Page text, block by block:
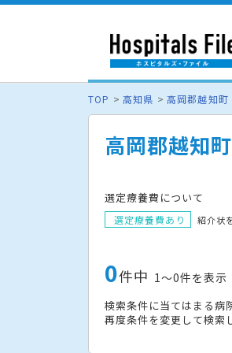
TOP 高知県 高岡郡越知町
高岡郡越知
選定療養費について
選定療養費あり
紹介状
0件中 1〜0件を表示
検索条件に当てはまる病
再度条件を変更して検索